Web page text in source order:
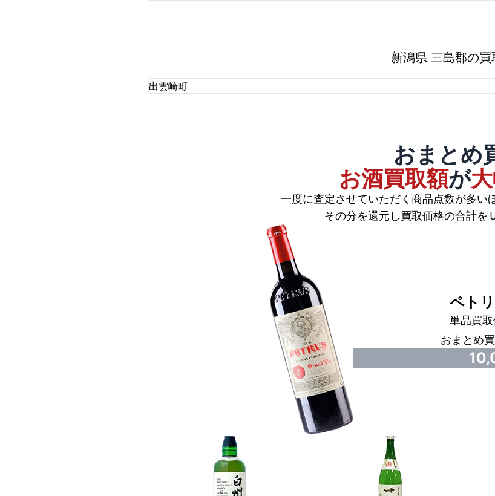
新潟県 三島郡の
出雲崎町
おまとめ
お酒買取額が
一度に査定させていただく商品点数が多い
その分を還元し買取価格の合計を
ペト
単品買
おまとめ